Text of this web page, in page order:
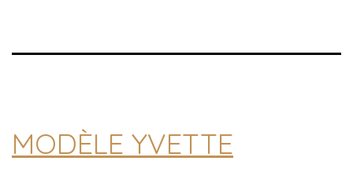
MODÈLE YVETTE